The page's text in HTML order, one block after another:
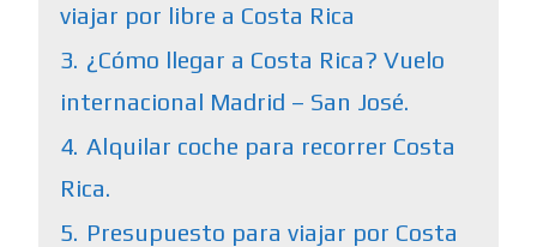
viajar por libre a Costa Rica
3. ¿Cómo llegar a Costa Rica? Vuelo
internacional Madrid – San José.
4. Alquilar coche para recorrer Costa
Rica.
5. Presupuesto para viajar por Costa